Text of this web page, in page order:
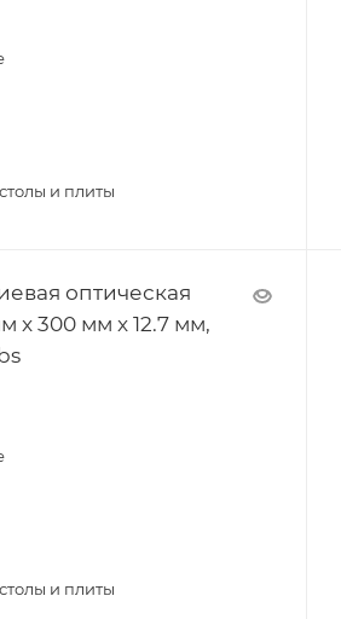
и плиты
оптическая
x 300 мм x 12.7 мм,
и плиты